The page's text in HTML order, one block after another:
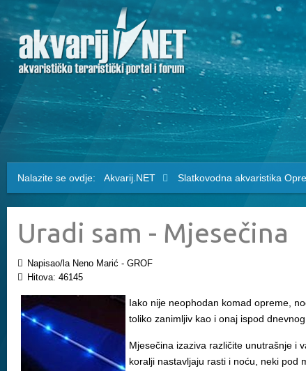
Nalazite se ovdje: Akvarij.NET Slatkovodna akvaristika
Uradi sam - Mjesečina
Napisao/la Neno Marić - GROF
Hitova: 46145
Iako nije neophodan komad opreme,
toliko zanimljiv kao i onaj ispod dnevnog
Mjesečina izaziva različite unutrašnje i
koralji nastavljaju rasti i noću, neki pod